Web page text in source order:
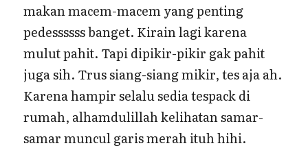
makan macem-macem yang penting
pedessssss banget. Kirain lagi karena
mulut pahit. Tapi dipikir-pikir gak pahit
juga sih. Trus siang-siang mikir, tes aja ah.
Karena hampir selalu sedia tespack di
rumah, alhamdulillah kelihatan samar-
samar muncul garis merah ituh hihi.